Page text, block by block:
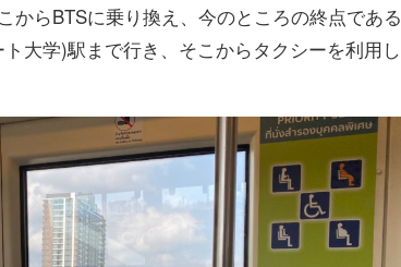
からBTSに乗り換え、今のところの終点である
大学)駅まで行き、そこからタクシーを利用し